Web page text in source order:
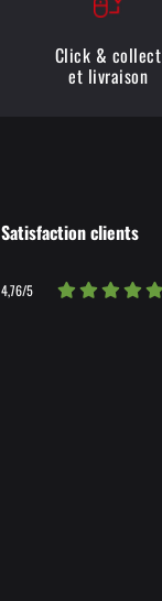
Click & collect
et livraison
Satisfaction clients
4,76/5